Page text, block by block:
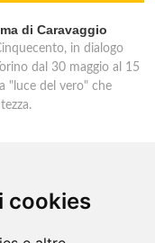
cookies
di Caravaggio
in dialogo
dal 30 maggio al 15
"luce del vero" che
ad Ascona
ospita dal 26 aprile al 26
agli artisti
l'Italia. Quaranta
tedesca.